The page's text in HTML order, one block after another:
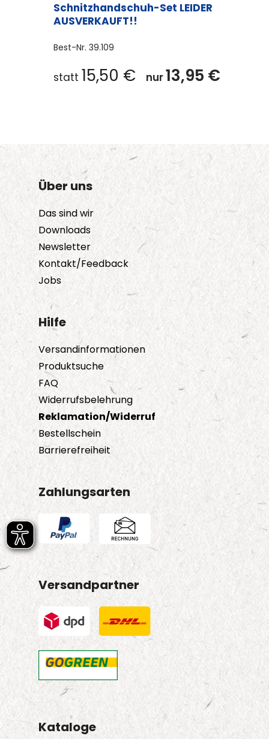
Schnitzhandschuh-Set LEIDER
AUSVERKAUFT!!
Best-Nr. 39.109
statt 15,50 € nur13,95 €
Über uns
Das sind wir
Downloads
Newsletter
Kontakt/Feedback
Jobs
Hilfe
Versandinformationen
Produktsuche
FAQ
Widerrufsbelehrung
Reklamation/Widerruf
Bestellschein
Barrierefreiheit
Zahlungsarten
Versandpartner
Kataloge